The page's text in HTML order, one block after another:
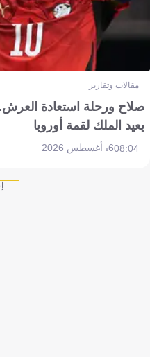
مقالات وتقارير
صلاح ورحلة استعادة
يعيد الملك لقمة أوروبا
08:046 أغسطس 2026